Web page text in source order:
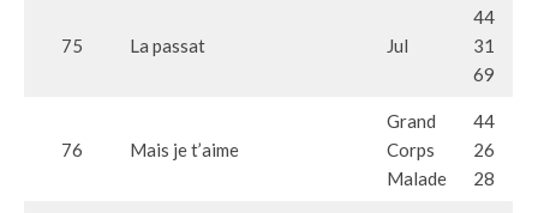
75 La passat Jul
44
31
69
76 Mais je t’aime
Grand
Corps
Malade
44
26
28